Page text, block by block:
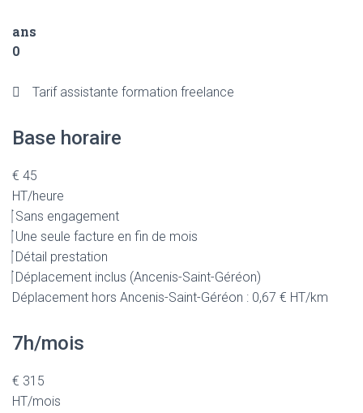
ans
0
Tarif assistante formation freelance
Base horaire
€ 45
HT/heure
Sans engagement
Une seule facture en fin de mois
Détail prestation
Déplacement inclus (Ancenis-Saint-Géréon)
Déplacement hors Ancenis-Saint-Géréon : 0,67 € HT/km
7h/mois
€ 315
HT/mois